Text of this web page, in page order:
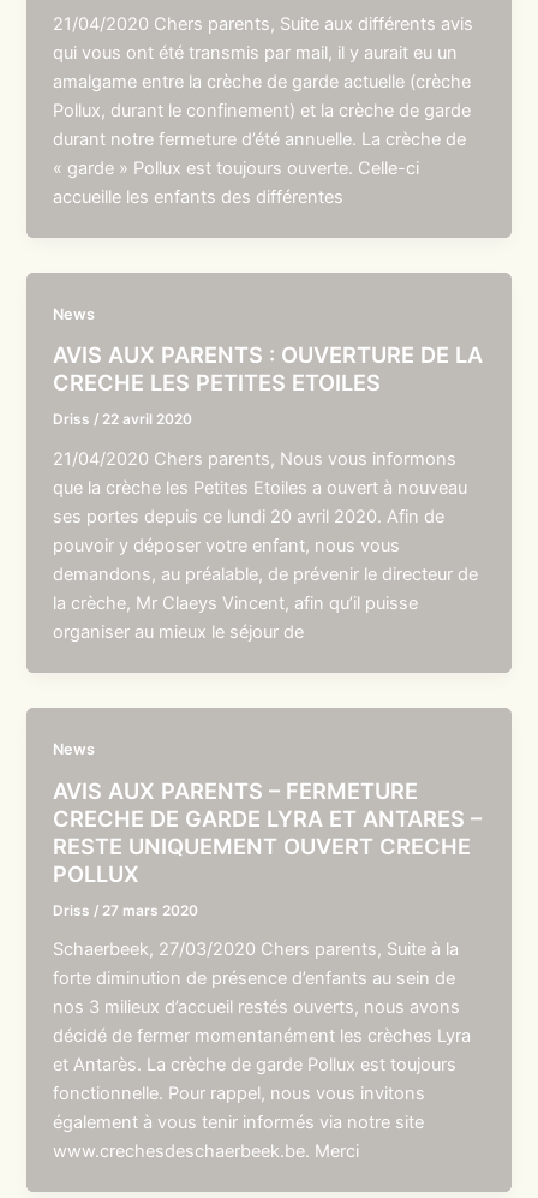
21/04/2020 Chers parents, Suite aux différents avis
qui vous ont été transmis par mail, il y aurait eu un
amalgame entre la crèche de garde actuelle (crèche
Pollux, durant le confinement) et la crèche de garde
durant notre fermeture d’été annuelle. La crèche de
« garde » Pollux est toujours ouverte. Celle-ci
accueille les enfants des différentes
News
AVIS AUX PARENTS : OUVERTURE DE LA
CRECHE LES PETITES ETOILES
Driss / 22 avril 2020
21/04/2020 Chers parents, Nous vous informons
que la crèche les Petites Etoiles a ouvert à nouveau
ses portes depuis ce lundi 20 avril 2020. Afin de
pouvoir y déposer votre enfant, nous vous
demandons, au préalable, de prévenir le directeur de
la crèche, Mr Claeys Vincent, afin qu’il puisse
organiser au mieux le séjour de
News
AVIS AUX PARENTS – FERMETURE
CRECHE DE GARDE LYRA ET ANTARES –
RESTE UNIQUEMENT OUVERT CRECHE
POLLUX
Driss / 27 mars 2020
Schaerbeek, 27/03/2020 Chers parents, Suite à la
forte diminution de présence d’enfants au sein de
nos 3 milieux d’accueil restés ouverts, nous avons
décidé de fermer momentanément les crèches Lyra
et Antarès. La crèche de garde Pollux est toujours
fonctionnelle. Pour rappel, nous vous invitons
également à vous tenir informés via notre site
www.crechesdeschaerbeek.be. Merci